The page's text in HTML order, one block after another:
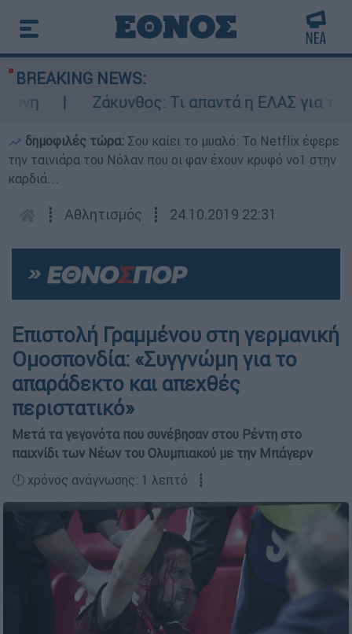
BREAKING NEWS:
Ζάκυνθος: Τι απαντά η ΕΛΑΣ για
δημοφιλές τώρα: Σου καίει το μυαλό: Το Netflix έφερε
την ταινιάρα του Νόλαν που οι φαν έχουν κρυφό νο1 στην
καρδιά...
┋ Αθλητισμός ┋ 24.10.2019 22:31
Επιστολή Γραμμένου στη γερμανική
Ομοσπονδία: «Συγγνώμη για το
απαράδεκτο και απεχθές
περιστατικό»
Μετά τα γεγονότα που συνέβησαν στου Ρέντη στο
παιχνίδι των Νέων του Ολυμπιακού με την Μπάγερν
🕛 χρόνος ανάγνωσης: 1 λεπτό ┋